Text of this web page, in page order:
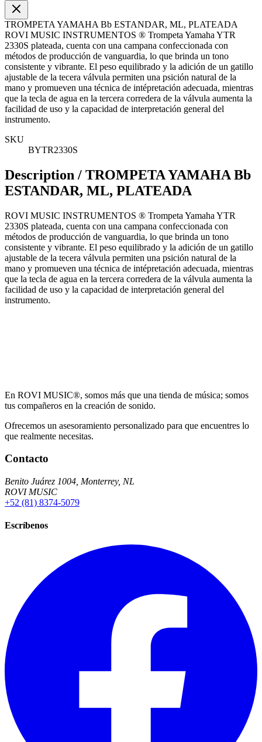
TROMPETA YAMAHA Bb ESTANDAR, ML, PLATEADA
ROVI MUSIC INSTRUMENTOS ® Trompeta Yamaha YTR
2330S plateada, cuenta con una campana confeccionada con
métodos de producción de vanguardia, lo que brinda un tono
consistente y vibrante. El peso equilibrado y la adición de un gatillo
ajustable de la tecera válvula permiten una psición natural de la
mano y promueven una técnica de intépretación adecuada, mientras
que la tecla de agua en la tercera corredera de la válvula aumenta la
facilidad de uso y la capacidad de interpretación general del
instrumento.
SKU
BYTR2330S
Description / TROMPETA YAMAHA Bb
ESTANDAR, ML, PLATEADA
ROVI MUSIC INSTRUMENTOS ® Trompeta Yamaha YTR
2330S plateada, cuenta con una campana confeccionada con
métodos de producción de vanguardia, lo que brinda un tono
consistente y vibrante. El peso equilibrado y la adición de un gatillo
ajustable de la tecera válvula permiten una psición natural de la
mano y promueven una técnica de intépretación adecuada, mientras
que la tecla de agua en la tercera corredera de la válvula aumenta la
facilidad de uso y la capacidad de interpretación general del
instrumento.
En ROVI MUSIC®, somos más que una tienda de música; somos
tus compañeros en la creación de sonido.
Ofrecemos un asesoramiento personalizado para que encuentres lo
que realmente necesitas.
Contacto
Benito Juárez 1004, Monterrey, NL
ROVI MUSIC
+52 (81) 8374-5079
Escríbenos